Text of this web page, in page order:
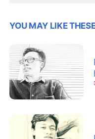
YOU MAY LIKE